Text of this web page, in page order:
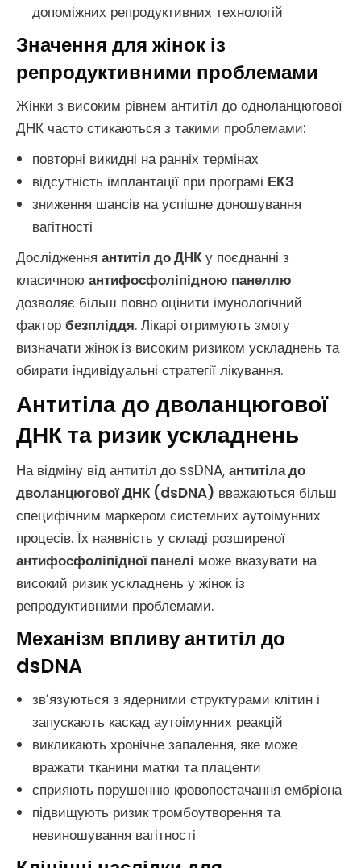
допоміжних репродуктивних технологій
Значення для жінок із
репродуктивними проблемами
Жінки з високим рівнем антитіл до одноланцюгової
ДНК часто стикаються з такими проблемами:
повторні викидні на ранніх термінах
відсутність імплантації при програмі ЕКЗ
зниження шансів на успішне доношування
вагітності
Дослідження антитіл до ДНКу поєднанні з
класичною антифосфоліпідною панеллю
дозволяє більш повно оцінити імунологічний
фактор безпліддя. Лікарі отримують змогу
визначати жінок із високим ризиком ускладнень та
обирати індивідуальні стратегії лікування.
Антитіла до дволанцюгової
ДНК та ризик ускладнень
На відміну від антитіл до ssDNA, антитіла до
дволанцюгової ДНК (dsDNA) вважаються більш
специфічним маркером системних аутоімунних
процесів. Їх наявність у складі розширеної
антифосфоліпідної панелі може вказувати на
високий ризик ускладнень у жінок із
репродуктивними проблемами.
Механізм впливу антитіл до
dsDNA
зв’язуються з ядерними структурами клітин і
запускають каскад аутоімунних реакцій
викликають хронічне запалення, яке може
вражати тканини матки та плаценти
сприяють порушенню кровопостачання ембріона
підвищують ризик тромбоутворення та
невиношування вагітності